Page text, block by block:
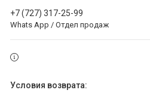
+7 (727) 317-25-99
Whats App / Отдел продаж